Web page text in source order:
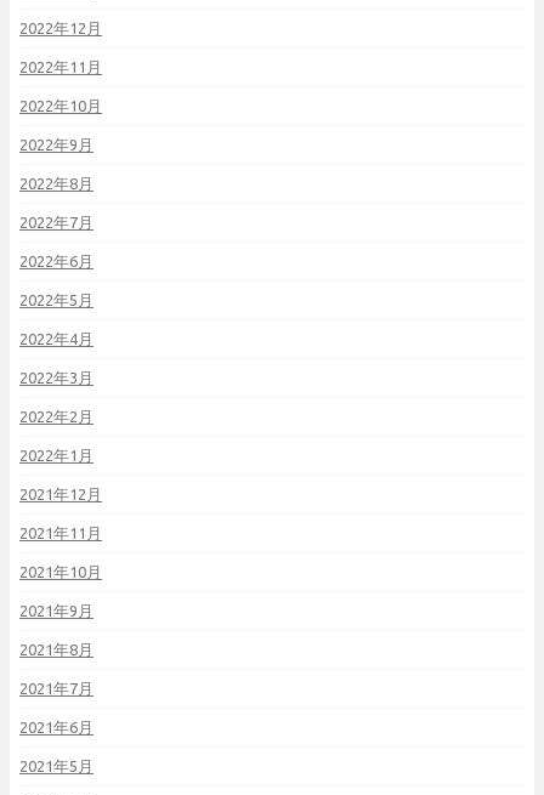
2022年12月
2022年11月
2022年10月
2022年9月
2022年8月
2022年7月
2022年6月
2022年5月
2022年4月
2022年3月
2022年2月
2022年1月
2021年12月
2021年11月
2021年10月
2021年9月
2021年8月
2021年7月
2021年6月
2021年5月